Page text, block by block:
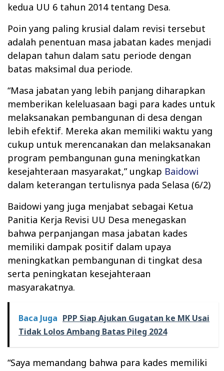
kedua UU 6 tahun 2014 tentang Desa.
Poin yang paling krusial dalam revisi tersebut
adalah penentuan masa jabatan kades menjadi
delapan tahun dalam satu periode dengan
batas maksimal dua periode.
“Masa jabatan yang lebih panjang diharapkan
memberikan keleluasaan bagi para kades untuk
melaksanakan pembangunan di desa dengan
lebih efektif. Mereka akan memiliki waktu yang
cukup untuk merencanakan dan melaksanakan
program pembangunan guna meningkatkan
kesejahteraan masyarakat,” ungkap Baidowi
dalam keterangan tertulisnya pada Selasa (6/2)
Baidowi yang juga menjabat sebagai Ketua
Panitia Kerja Revisi UU Desa menegaskan
bahwa perpanjangan masa jabatan kades
memiliki dampak positif dalam upaya
meningkatkan pembangunan di tingkat desa
serta peningkatan kesejahteraan
masyarakatnya.
Baca Juga PPP Siap Ajukan Gugatan ke MK Usai
Tidak Lolos Ambang Batas Pileg 2024
“Saya memandang bahwa para kades memiliki